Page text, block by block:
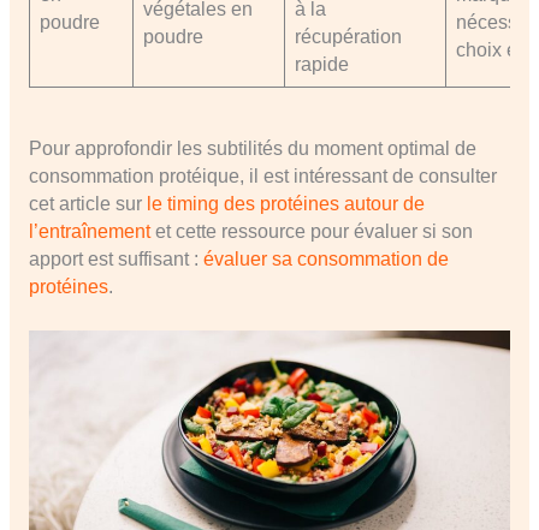
poudre
végétales en
poudre
à la
récupération
rapide
choix
Pour approfondir les subtilités du moment optimal de
consommation protéique, il est intéressant de consulter
cet article sur le timing des protéines autour de
l’entraînementet cette ressource pour évaluer si son
apport est suffisant : évaluer sa consommation de
protéines.